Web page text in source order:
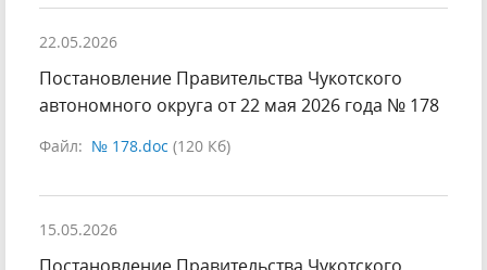
22.05.2026
Постановление Правительства Чукотского
автономного округа от 22 мая 2026 года № 178
Файл: № 178.doc (120 Кб)
15.05.2026